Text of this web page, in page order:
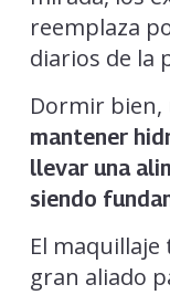
reemplaza
diarios de la
Dormir
mantener
llevar una
siendo
El
gran aliado